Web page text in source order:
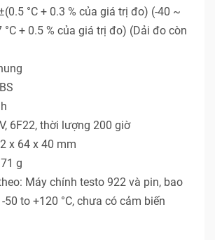
°C + 0.3 % của giá trị đo) (-40 ~
°C + 0.5 % của giá trị đo) (Dải đo còn
6F22, thời lượng 200 giờ
x 64 x 40 mm
g
Máy chính testo 922 và pin, bao
50 to +120 °C, chưa có cảm biến